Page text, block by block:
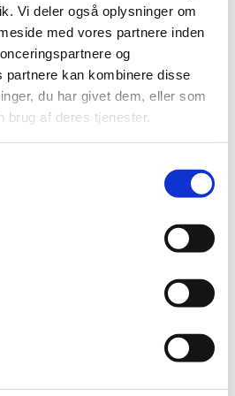
Vi deler også oplysninger om
med vores partnere inden
og
partnere kan kombinere disse
du har givet dem, eller som
brug af deres tjenester.